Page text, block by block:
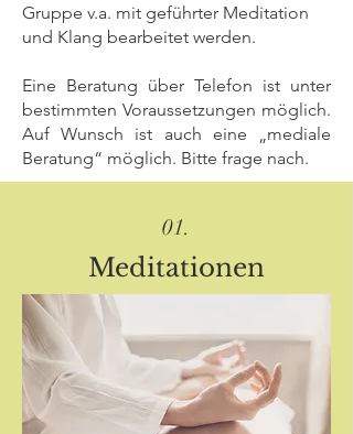
Gruppe v.a. mit geführter Meditation
und Klang bearbeitet werden.
Eine Beratung über Telefon ist unter
bestimmten Voraussetzungen möglich.
Auf Wunsch ist auch eine „mediale
Beratung“ möglich. Bitte frage nach.
01.
Meditationen